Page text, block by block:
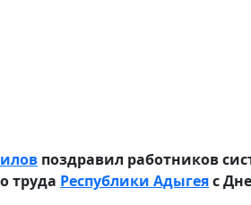
поздравил работников
труда Республики Адыгеяс